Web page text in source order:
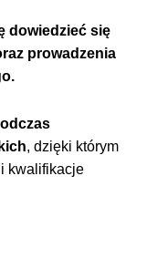
dowiedzieć się
prowadzenia
, dzięki którym
kwalifikacje